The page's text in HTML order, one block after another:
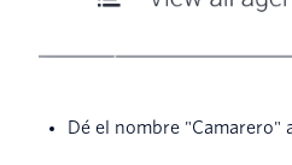
Dé el nombre "Camarero"